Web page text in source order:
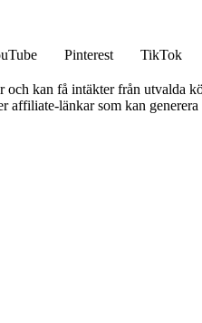
Pinterest TikTok
kan få intäkter från utvalda
länkar som kan